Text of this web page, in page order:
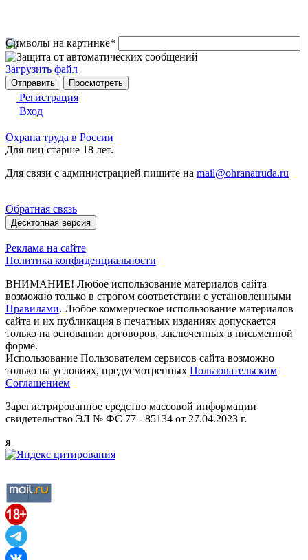
Символы на картинке*
Загрузить файл
Регистрация
Вход
Охрана труда в России
Для лиц старше 18 лет.
Для связи с администрацией пишите на mail@ohranatruda.ru
Обратная связь
Десктопная версия
Реклама на сайте
Политика конфиденциальности
ВНИМАНИЕ! Любое использование материалов сайта
возможно только в строгом соответствии с установленными
Правилами. Любое коммерческое использование материалов
сайта и их публикация в печатных изданиях допускается
только на основании договоров, заключенных в письменной
форме.
Использование Пользователем сервисов сайта возможно
только на условиях, предусмотренных Пользовательским
Соглашением
Зарегистрированное средство массовой информации
свидетельство ЭЛ № ФС 77 - 85134 от 27.04.2023 г.
я